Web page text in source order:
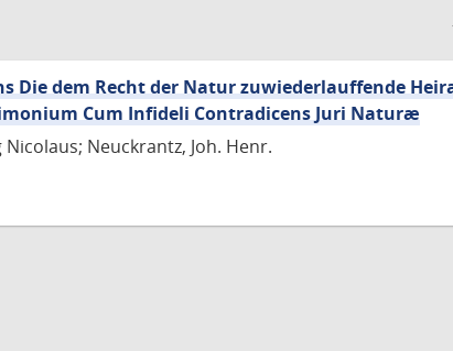
Die dem Recht der Natur zuwiederlauffende
Cum Infideli Contradicens Juri Naturæ
Nicolaus; Neuckrantz, Joh. Henr.